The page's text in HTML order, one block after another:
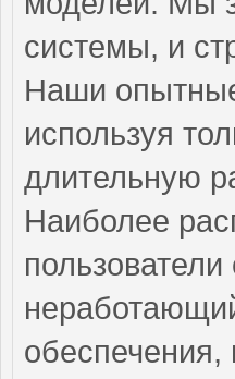
системы, и
Наши
используя
длительную
Наиболее